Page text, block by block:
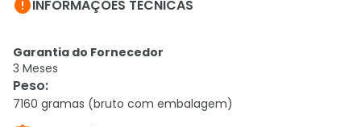
INFORMAÇÕES TÉCNICAS
Garantia do Fornecedor
3 Meses
Peso:
7160 gramas (bruto com embalagem)